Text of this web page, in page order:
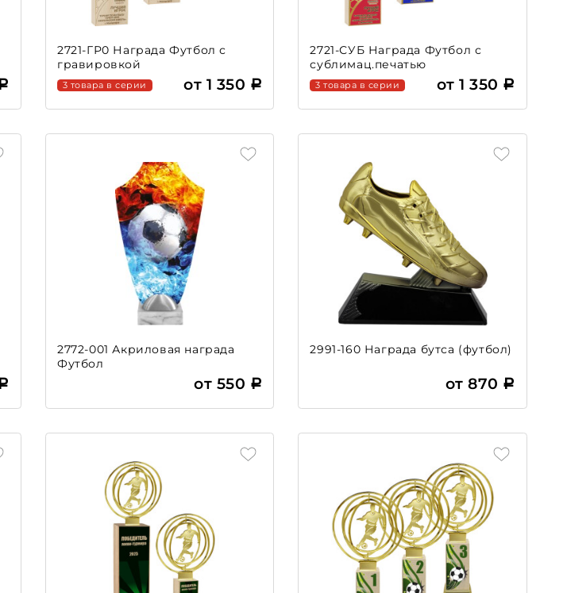
2721-ГР0 Награда Футбол с
гравировкой
3 товара в серии от 1 350
2721-СУБ Награда Футбол с
сублимац.печатью
3 товара в серии от 1 350
2772-001 Акриловая награда
Футбол
от 550
2991-160 Награда бутса (футбол)
от 870